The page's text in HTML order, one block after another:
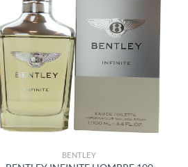
A LA
LISTA
DE
BENTLEY